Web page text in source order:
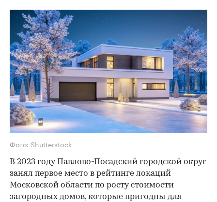
Фото: Shutterstock
В 2023 году Павлово-Посадский городской округ
занял первое место в рейтинге локаций
Московской области по росту стоимости
загородных домов, которые пригодны для